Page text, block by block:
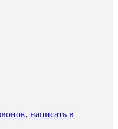
, написать в